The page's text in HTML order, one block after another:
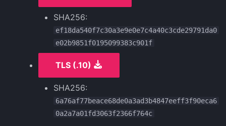
SHA256:
ef18da540f7c30a3e9e0e7c4a40c3cde29791da0
e02b9851f0195099383c901f
TLS (.10)
SHA256:
6a76af77beace68de0a3ad3b4847eeff3f90eca6
0a2a7a01fd3063f2366f764c